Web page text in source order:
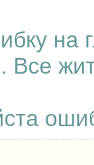
на
Все